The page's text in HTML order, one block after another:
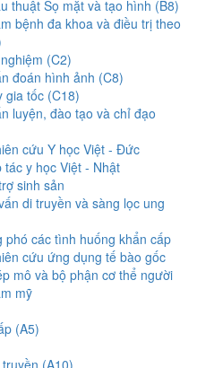
thuật Sọ mặt và tạo hình (B8)
bệnh đa khoa và điều trị theo
(C2)
đoán hình ảnh (C8)
gia tốc (C18)
luyện, đào tạo và chỉ đạo
cứu Y học Việt - Đức
tác y học Việt - Nhật
sinh sản
di truyền và sàng lọc ung
phó các tình huống khẩn cấp
cứu ứng dụng tế bào gốc
mô và bộ phận cơ thể người
mỹ
(A5)
(A10)